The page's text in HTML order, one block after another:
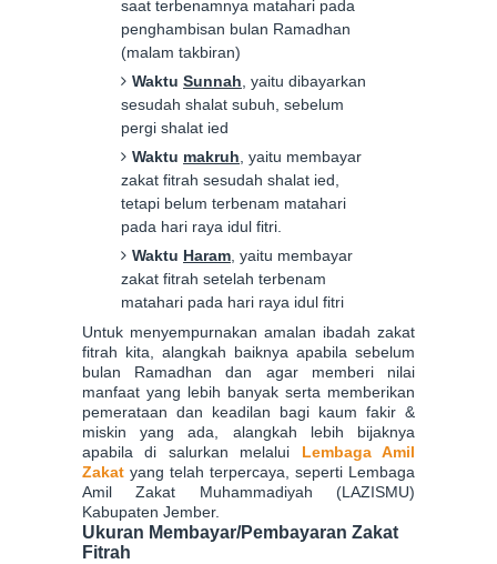
saat terbenamnya matahari pada
penghambisan bulan Ramadhan
(malam takbiran)
Waktu Sunnah , yaitu dibayarkan
sesudah shalat subuh, sebelum
pergi shalat ied
Waktu makruh , yaitu membayar
zakat fitrah sesudah shalat ied,
tetapi belum terbenam matahari
pada hari raya idul fitri.
Waktu Haram , yaitu membayar
zakat fitrah setelah terbenam
matahari pada hari raya idul fitri
Untuk menyempurnakan amalan ibadah zakat
fitrah kita, alangkah baiknya apabila sebelum
bulan Ramadhan dan agar memberi nilai
manfaat yang lebih banyak serta memberikan
pemerataan dan keadilan bagi kaum fakir &
miskin yang ada, alangkah lebih bijaknya
apabila di salurkan melalui Lembaga Amil
Zakat yang telah terpercaya, seperti Lembaga
Amil Zakat Muhammadiyah (LAZISMU)
Kabupaten Jember.
Ukuran Membayar/Pembayaran Zakat
Fitrah